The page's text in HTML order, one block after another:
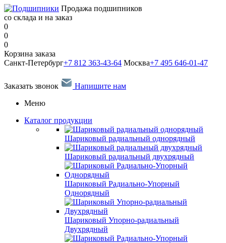
Продажа подшипников
со склада и на заказ
0
0
0
Корзина заказа
Санкт-Петербург+7 812 363-43-64 Москва+7 495 646-01-47
Заказать звонок
Напишите нам
Меню
Каталог продукции
Шариковый радиальный однорядный
Шариковый радиальный двухрядный
Шариковый Радиально-Упорный
Однорядный
Шариковый Упорно-радиальный
Двухрядный